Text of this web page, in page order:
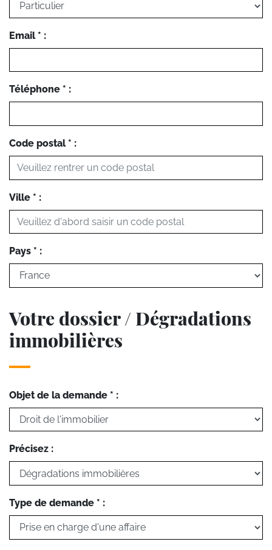
Email * :
Téléphone * :
Code postal * :
Ville * :
Pays * :
Votre dossier / Dégradations
immobilières
Objet de la demande * :
Précisez :
Type de demande * :